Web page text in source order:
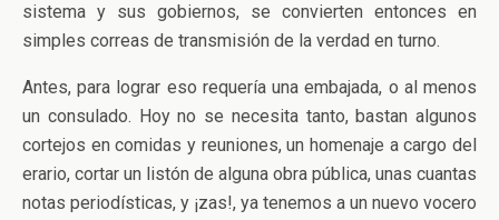
sistema y sus gobiernos, se convierten entonces en
simples correas de transmisión de la verdad en turno.
Antes, para lograr eso requería una embajada, o al menos
un consulado. Hoy no se necesita tanto, bastan algunos
cortejos en comidas y reuniones, un homenaje a cargo del
erario, cortar un listón de alguna obra pública, unas cuantas
notas periodísticas, y ¡zas!, ya tenemos a un nuevo vocero